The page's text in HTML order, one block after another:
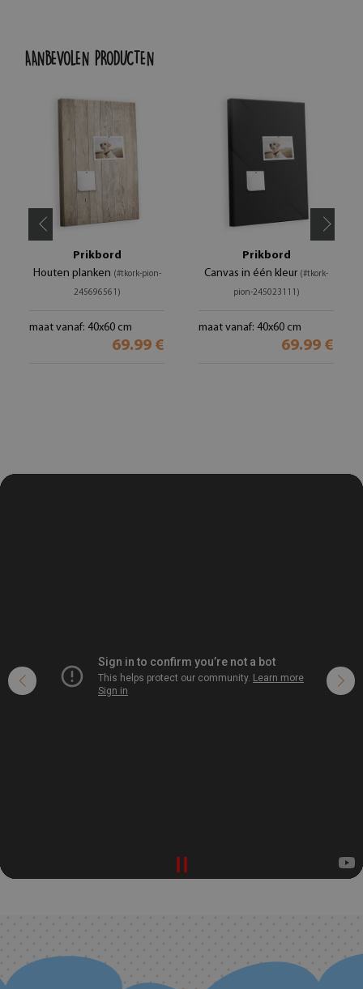
AANBEVOLEN PRODUCTEN
Prikbord
Houten planken (#tkork-pion-
245696561)
maat vanaf: 40x60 cm
69.99 €
Prikbord
Canvas in één kleur (#tkork-
pion-245023111)
maat vanaf: 40x60 cm
69.99 €